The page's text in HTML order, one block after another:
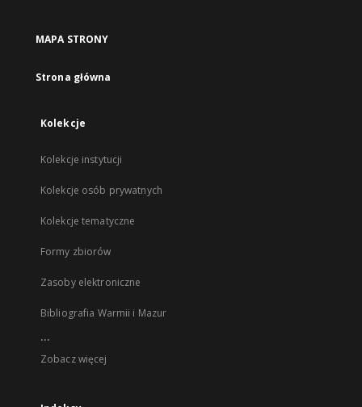
MAPA STRONY
Strona główna
Kolekcje
Kolekcje instytucji
Kolekcje osób prywatnych
Kolekcje tematyczne
Formy zbiorów
Zasoby elektroniczne
Bibliografia Warmii i Mazur
...
Zobacz więcej